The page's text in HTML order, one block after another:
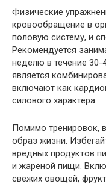
Физические
кровообращение в
половую систему, и
Рекомендуется
неделю в течение
является
включают как
силового характера.
Помимо тренировок,
образ жизни.
вредных продуктов
и жареной пищи.
свежих овощей,